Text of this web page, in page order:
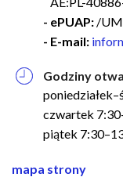
- ePUAP: /
- E-mail:
Godziny
czwartek
piątek
nawigacja
mapa strony